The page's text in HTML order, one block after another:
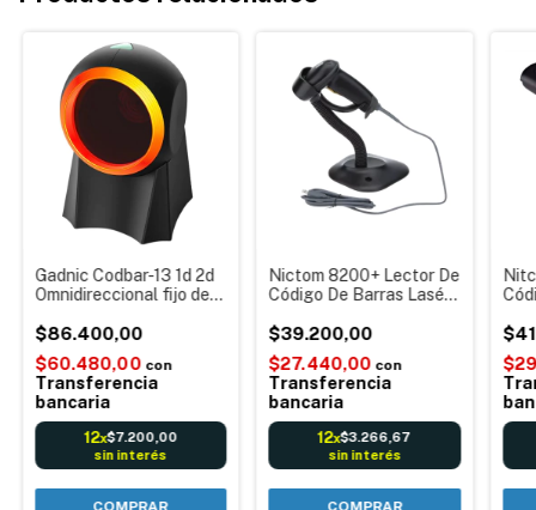
Gadnic Codbar-13 1d 2d
Omnidireccional fijo de
de barras Qr PDF417
Datamatrix Dni
$86.400,00
$60.480,00 con
Transferencia
bancaria
12x$7.200,00
sin interés
Nictom 8200+ Lector De
Código De Barras Lasér
Apoyo
$39.200,00
$27.440,00 con
Transferencia
bancaria
12x$3.266,67
sin interés